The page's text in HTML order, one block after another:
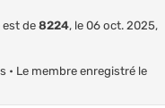
est de 8224, le 06 oct. 2025,
• Le membre enregistré le